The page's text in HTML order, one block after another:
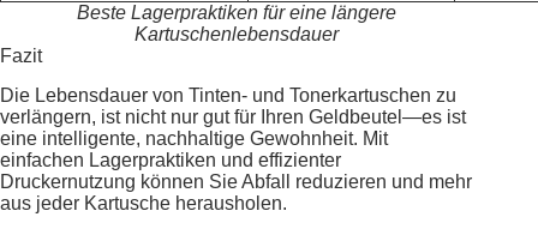
Beste Lagerpraktiken für eine längere
Kartuschenlebensdauer
Fazit
Die Lebensdauer von Tinten- und Tonerkartuschen zu
verlängern, ist nicht nur gut für Ihren Geldbeutel—es ist
eine intelligente, nachhaltige Gewohnheit. Mit
einfachen Lagerpraktiken und effizienter
Druckernutzung können Sie Abfall reduzieren und mehr
aus jeder Kartusche herausholen.